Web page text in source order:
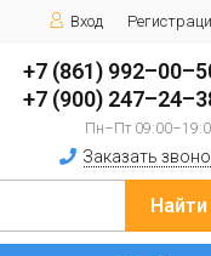
Вход
+7 (861)
+7 (900)
Пн–Пт
Заказать
Найти